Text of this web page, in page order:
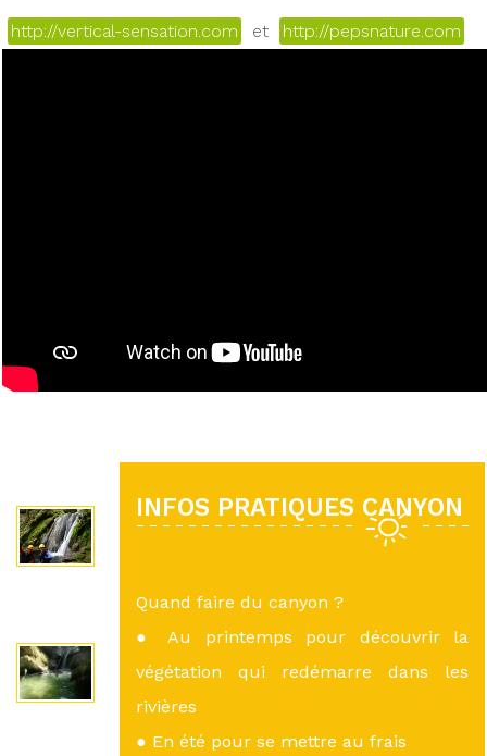
http://vertical-sensation.com et http://pepsnature.com
INFOS PRATIQUES CANYON
Quand faire du canyon ?
● Au printemps pour découvrir la
végétation qui redémarre dans les
rivières
● En été pour se mettre au frais